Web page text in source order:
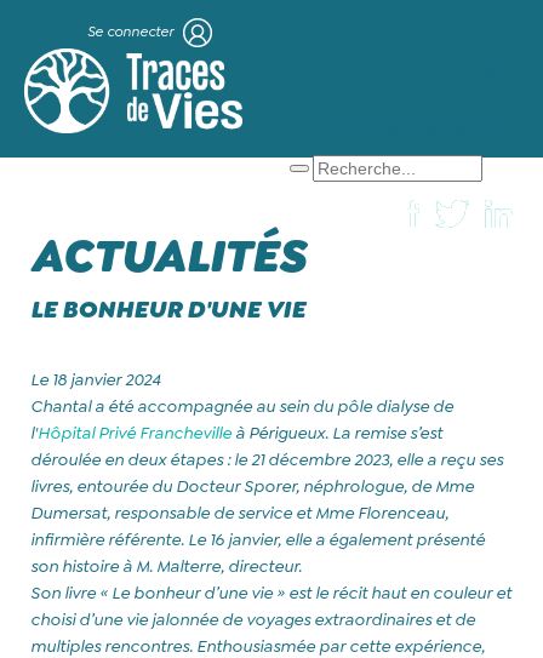
Se connecter
ACTUALITÉS
LE BONHEUR D'UNE VIE
Le 18 janvier 2024
Chantal a été accompagnée au sein du pôle dialyse de
l'Hôpital Privé Franchevilleà Périgueux. La remise s’est
déroulée en deux étapes : le 21 décembre 2023, elle a reçu ses
livres, entourée du Docteur Sporer, néphrologue, de Mme
Dumersat, responsable de service et Mme Florenceau,
infirmière référente. Le 16 janvier, elle a également présenté
son histoire à M. Malterre, directeur.
Son livre « Le bonheur d’une vie » est le récit haut en couleur et
choisi d’une vie jalonnée devoyages extraordinaires et de
multiples rencontres. Enthousiasmée par cette expérience,